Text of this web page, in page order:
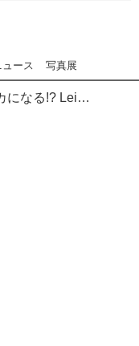
ュース 写真展
iPhoneがライカになる!? Leica LUXグリップが登場